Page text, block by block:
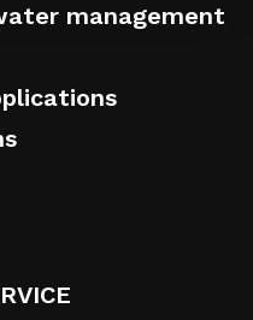
management